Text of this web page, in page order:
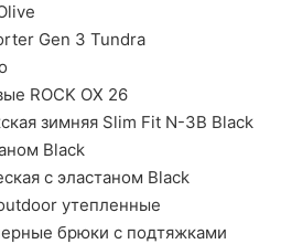
Gen 3 Tundra
ROCK OX 26
зимняя Slim Fit N-3B Black
Black
с эластаном Black
утепленные
брюки с подтяжками